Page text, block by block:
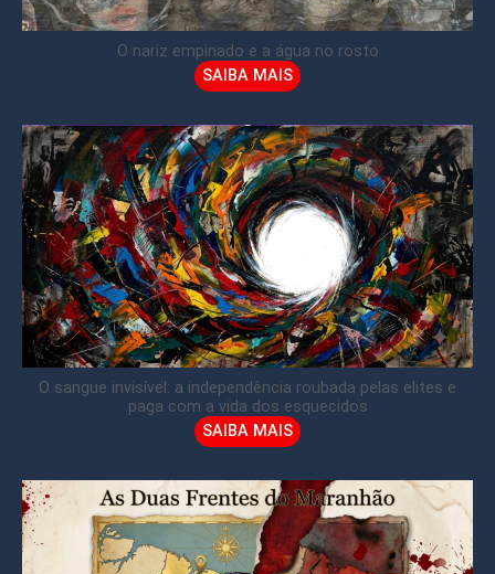
O nariz empinado e a água no rosto
SAIBA MAIS
O sangue invisível: a independência roubada pelas elites e
paga com a vida dos esquecidos
SAIBA MAIS